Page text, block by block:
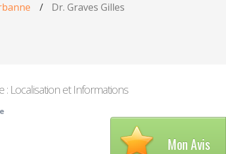
/ Dr. Graves Gilles
Localisation et Informations
Mon Avis